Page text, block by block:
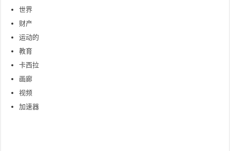
世界
财产
运动的
教育
卡西拉
画廊
视频
加速器